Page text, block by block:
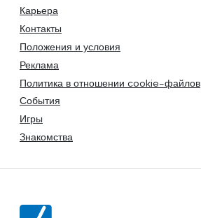
Карьера
Контакты
Положения и условия
Реклама
Политика в отношении cookie-файлов
События
Игры
Знакомства